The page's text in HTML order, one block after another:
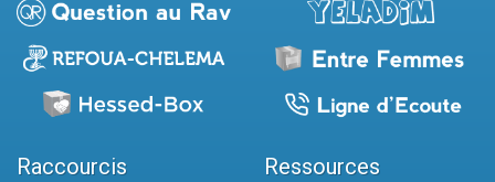
Raccourcis Ressources